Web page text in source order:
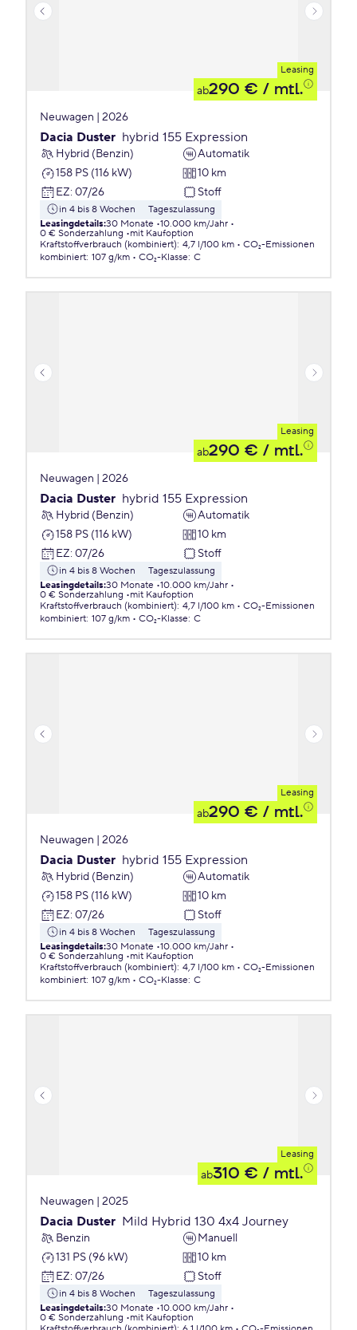
Leasing
ab290 € / mtl.
Neuwagen | 2026
Dacia Duster hybrid 155 Expression
Hybrid (Benzin)
Automatik
158 PS (116 kW)
10 km
EZ: 07/26 Stoff
in 4 bis 8 Wochen
Tageszulassung
Leasingdetails:30 Monate 10.000 km/Jahr
0 € Sonderzahlung
mit Kaufoption
Kraftstoffverbrauch (kombiniert): 4,7 l/100 km
CO₂-Emissionen
kombiniert: 107 g/km CO₂-Klasse: C
Leasing
ab290 € / mtl.
Neuwagen | 2026
Dacia Duster hybrid 155 Expression
Hybrid (Benzin)
Automatik
158 PS (116 kW)
10 km
EZ: 07/26 Stoff
in 4 bis 8 Wochen
Tageszulassung
Leasingdetails:30 Monate 10.000 km/Jahr
0 € Sonderzahlung
mit Kaufoption
Kraftstoffverbrauch (kombiniert): 4,7 l/100 km
CO₂-Emissionen
kombiniert: 107 g/km CO₂-Klasse: C
Leasing
ab290 € / mtl.
Neuwagen | 2026
Dacia Duster hybrid 155 Expression
Hybrid (Benzin)
Automatik
158 PS (116 kW)
10 km
EZ: 07/26 Stoff
in 4 bis 8 Wochen
Tageszulassung
Leasingdetails:30 Monate 10.000 km/Jahr
0 € Sonderzahlung
mit Kaufoption
Kraftstoffverbrauch (kombiniert): 4,7 l/100 km
CO₂-Emissionen
kombiniert: 107 g/km CO₂-Klasse: C
Leasing
ab310 € / mtl.
Neuwagen | 2025
Dacia Duster Mild Hybrid 130 4x4 Journey
Benzin
Manuell
131 PS (96 kW)
10 km
EZ: 07/26 Stoff
in 4 bis 8 Wochen
Tageszulassung
Leasingdetails:30 Monate 10.000 km/Jahr
0 € Sonderzahlung
mit Kaufoption